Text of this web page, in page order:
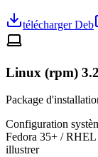
télécharger Deb
Linux (rpm)
Package
Configuration
Fedora 35+ /
illustrer